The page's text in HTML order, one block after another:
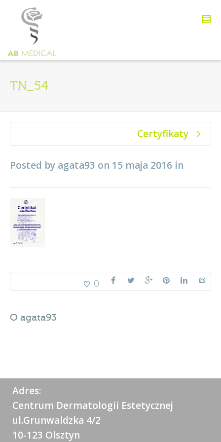
TN_54
Certyfikaty
Posted by agata93 on 15 maja 2016 in
0
O agata93
Adres:
Centrum Dermatologii Estetycznej
ul.Grunwaldzka 4/2
10-123 Olsztyn